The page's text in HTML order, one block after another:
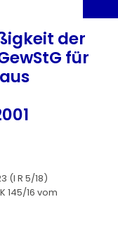
der
für
(I R 5/18)
145/16 vom